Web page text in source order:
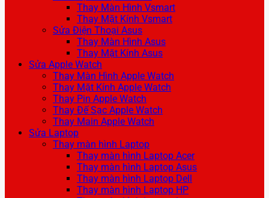
Thay Màn Hình Vsmart
Thay Mặt Kính Vsmart
Sửa Điện Thoại Asus
Thay Màn Hình Asus
Thay Mặt Kính Asus
Sửa Apple Watch
Thay Màn Hình Apple Watch
Thay Mặt Kính Apple Watch
Thay Pin Apple Watch
Thay Đế Sạc Apple Watch
Thay Main Apple Watch
Sửa Laptop
Thay màn hình Laptop
Thay màn hình Laptop Acer
Thay màn hình Laptop Asus
Thay màn hình Laptop Dell
Thay màn hình Laptop HP